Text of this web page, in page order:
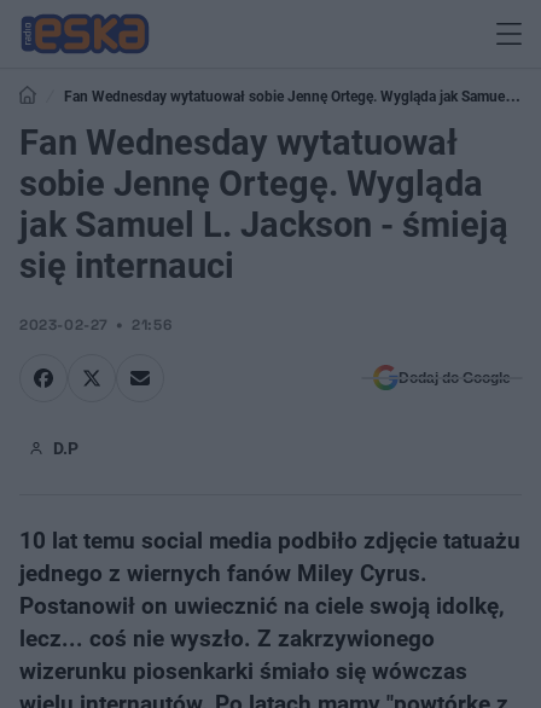
Fan Wednesday wytatuował sobie Jennę Ortegę. Wygląda jak Samuel L.
Jackson - śmieją się internauci
Fan Wednesday wytatuował
sobie Jennę Ortegę. Wygląda
jak Samuel L. Jackson - śmieją
się internauci
2023-02-27 21:56
Dodaj do Google
D.P
10 lat temu social media podbiło zdjęcie tatuażu
jednego z wiernych fanów Miley Cyrus.
Postanowił on uwiecznić na ciele swoją idolkę,
lecz... coś nie wyszło. Z zakrzywionego
wizerunku piosenkarki śmiało się wówczas